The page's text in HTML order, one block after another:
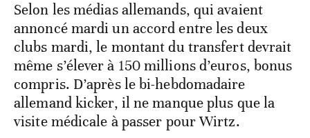
Selon les médias allemands, qui avaient
annoncé mardi un accord entre les deux
clubs mardi, le montant du transfert devrait
même s’élever à 150 millions d’euros, bonus
compris. D’après le bi-hebdomadaire
allemand kicker, il ne manque plus que la
visite médicale à passer pour Wirtz.